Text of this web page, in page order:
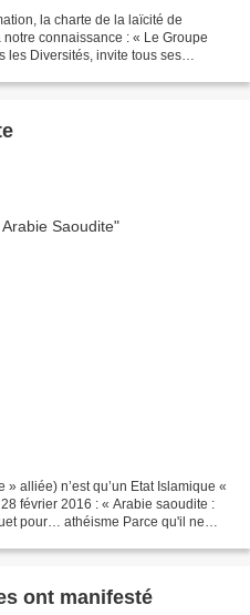
la charte de la laïcité de
notre connaissance : « Le Groupe
les Diversités, invite tous ses
alliée) n’est qu’un Etat Islamique «
février 2016 : « Arabie saoudite :
pour… athéisme Parce qu'il ne
ont manifesté